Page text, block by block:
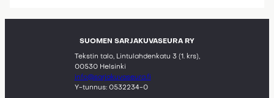
SUOMEN SARJAKUVASEURA RY
Tekstin talo, Lintulahdenkatu 3 (1. krs),
00530 Helsinki
info@sarjakuvaseura.fi
Y-tunnus: 0532234-0